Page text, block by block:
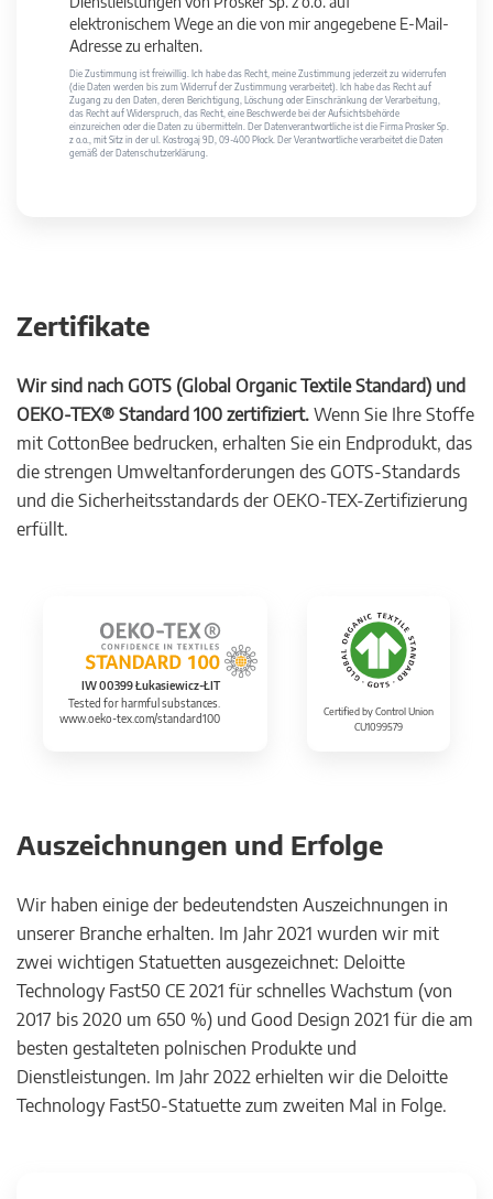
elektronischem Wege an die von mir angegebene E-Mail-
Adresse zu erhalten.
Die Zustimmung ist freiwillig. Ich habe das Recht, meine Zustimmung jederzeit zu widerrufen
(die Daten werden bis zum Widerruf der Zustimmung verarbeitet). Ich habe das Recht auf
Zugang zu den Daten, deren Berichtigung, Löschung oder Einschränkung der Verarbeitung,
das Recht auf Widerspruch, das Recht, eine Beschwerde bei der Aufsichtsbehörde
einzureichen oder die Daten zu übermitteln. Der Datenverantwortliche ist die Firma Prosker Sp.
z o.o., mit Sitz in der ul. Kostrogaj 9D, 09-400 Płock. Der Verantwortliche verarbeitet die Daten
gemäß der Datenschutzerklärung.
Zertifikate
Wir sind nach GOTS (Global Organic Textile Standard) und
OEKO-TEX® Standard 100 zertifiziert. Wenn Sie Ihre Stoffe
mit CottonBee bedrucken, erhalten Sie ein Endprodukt, das
die strengen Umweltanforderungen des GOTS-Standards
und die Sicherheitsstandards der OEKO-TEX-Zertifizierung
erfüllt.
IW 00399 Łukasiewicz-ŁIT
Tested for harmful substances.
www.oeko-tex.com/standard100
Certified by Control Union
CU1099579
Auszeichnungen und Erfolge
Wir haben einige der bedeutendsten Auszeichnungen in
unserer Branche erhalten. Im Jahr 2021 wurden wir mit
zwei wichtigen Statuetten ausgezeichnet: Deloitte
Technology Fast50 CE 2021 für schnelles Wachstum (von
2017 bis 2020 um 650 %) und Good Design 2021 für die am
besten gestalteten polnischen Produkte und
Dienstleistungen. Im Jahr 2022 erhielten wir die Deloitte
Technology Fast50-Statuette zum zweiten Mal in Folge.